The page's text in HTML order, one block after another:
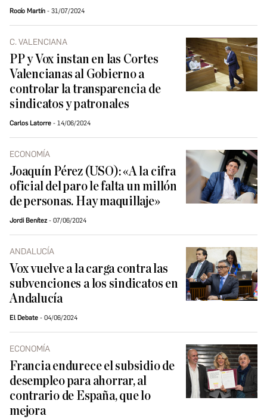
Rocío Martín 31/07/2024
C. VALENCIANA
PP y Vox instan en las Cortes
Valencianas al Gobierno a
controlar la transparencia de
sindicatos y patronales
Carlos Latorre 14/06/2024
ECONOMÍA
Joaquín Pérez (USO): «A la cifra
oficial del paro le falta un millón
de personas. Hay maquillaje»
Jordi Benítez 07/06/2024
ANDALUCÍA
Vox vuelve a la carga contra las
subvenciones a los sindicatos en
Andalucía
El Debate 04/06/2024
ECONOMÍA
Francia endurece el subsidio de
desempleo para ahorrar, al
contrario de España, que lo
mejora